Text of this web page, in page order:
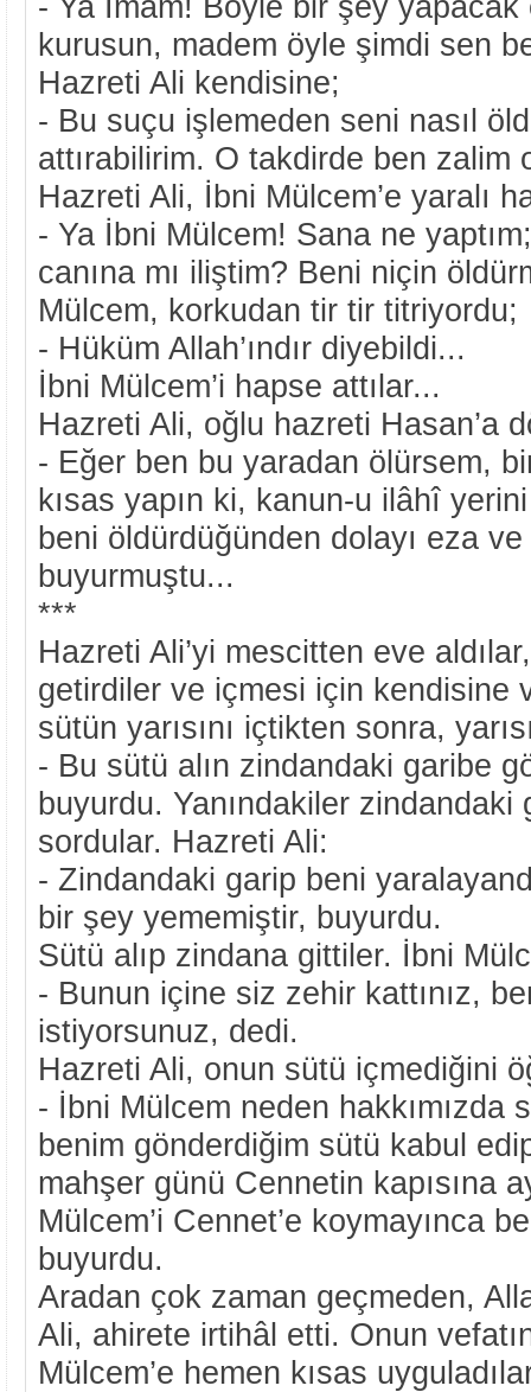
kurusun, madem öyle şimdi sen
Hazreti Ali kendisine;
- Bu suçu işlemeden seni nasıl
attırabilirim. O takdirde ben zalim
Hazreti Ali, İbni Mülcem’e yaralı
- Ya İbni Mülcem! Sana ne yaptım;
canına mı iliştim? Beni niçin
Mülcem, korkudan tir tir titriyordu;
- Hüküm Allah’ındır diyebildi...
İbni Mülcem’i hapse attılar...
Hazreti Ali, oğlu hazreti Hasan’a
- Eğer ben bu yaradan ölürsem,
kısas yapın ki, kanun-u ilâhî
beni öldürdüğünden dolayı eza
buyurmuştu...
***
Hazreti Ali’yi mescitten eve
getirdiler ve içmesi için kendisine
sütün yarısını içtikten sonra,
- Bu sütü alın zindandaki garibe
buyurdu. Yanındakiler
sordular. Hazreti Ali:
- Zindandaki garip beni
bir şey yememiştir, buyurdu.
Sütü alıp zindana gittiler. İbni
- Bunun içine siz zehir kattınız,
istiyorsunuz, dedi.
Hazreti Ali, onun sütü içmediğini
- İbni Mülcem neden hakkımızda
benim gönderdiğim sütü kabul
mahşer günü Cennetin kapısına
Mülcem’i Cennet’e koymayınca
buyurdu.
Aradan çok zaman geçmeden,
Ali, ahirete irtihâl etti. Onun
Mülcem’e hemen kısas